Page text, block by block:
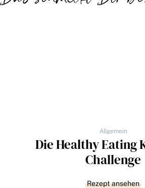
Allgemein
Die Healthy Eating
Challenge
Rezept ansehen